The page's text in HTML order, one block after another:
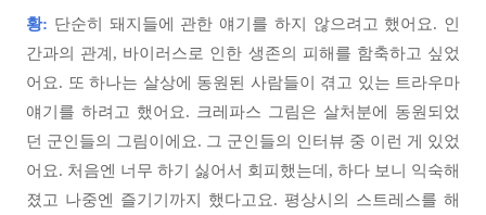
황: 단순히 돼지들에 관한 얘기를 하지 않으려고 했어요. 인
간과의 관계, 바이러스로 인한 생존의 피해를 함축하고 싶었
어요. 또 하나는 살상에 동원된 사람들이 겪고 있는 트라우마
얘기를 하려고 했어요. 크레파스 그림은 살처분에 동원되었
던 군인들의 그림이에요. 그 군인들의 인터뷰 중 이런 게 있었
어요. 처음엔 너무 하기 싫어서 회피했는데, 하다 보니 익숙해
졌고 나중엔 즐기기까지 했다고요. 평상시의 스트레스를 해